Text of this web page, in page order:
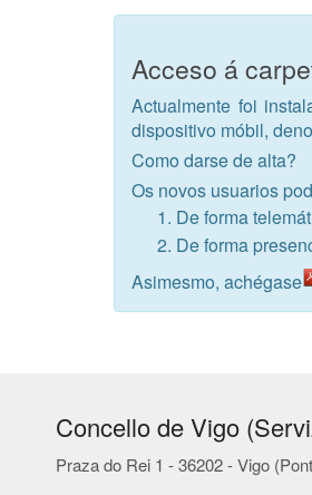
Acceso á
Actualmente foi
dispositivo móbil,
Como darse de alta?
Os novos usuarios
De forma
De forma
Asimesmo, achégase
Concello de Vigo
Praza do Rei 1 - 36202 - Vigo